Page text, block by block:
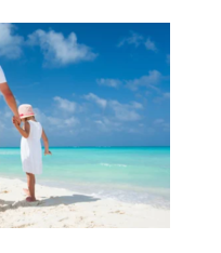
O app 190